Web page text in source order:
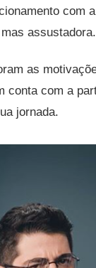
com
assustadora.
as
conta com a
jornada.